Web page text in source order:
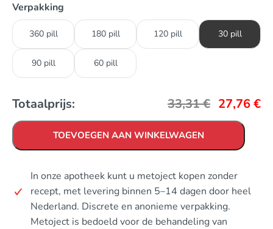
Verpakking
360 pill 180 pill 120 pill 30 pill
90 pill 60 pill
Totaalprijs: 33,31€ 27,76€
TOEVOEGEN AAN WINKELWAGEN
In onze apotheek kunt u metoject kopen zonder
recept, met levering binnen 5–14 dagen door heel
Nederland. Discrete en anonieme verpakking.
Metoject is bedoeld voor de behandeling van